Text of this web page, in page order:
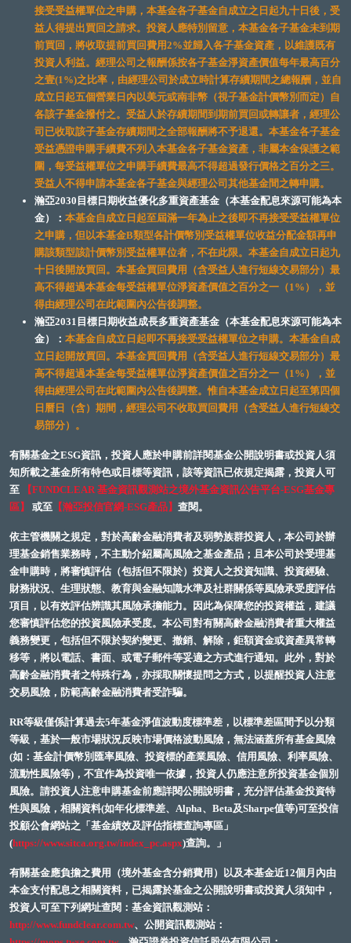
接受受益權單位之申購，本基金各子基金自成立之日起九十日後，受
益人得提出買回之請求。投資人應特別留意，本基金各子基金未到期
前買回，將收取提前買回費用2%並歸入各子基金資產，以維護既有
投資人利益。經理公司之報酬係按各子基金淨資產價值每年最高百分
之壹(1%)之比率，由經理公司於成立時計算存續期間之總報酬，並自
成立日起五個營業日內以美元或南非幣（視子基金計價幣別而定）自
各該子基金撥付之。受益人於存續期間到期前買回或轉讓者，經理公
司已收取該子基金存續期間之全部報酬將不予退還。本基金各子基金
受益憑證申購手續費不列入本基金各子基金資產，非屬本金保護之範
圍，每受益權單位之申購手續費最高不得超過發行價格之百分之三。
受益人不得申請本基金各子基金與經理公司其他基金間之轉申購。
瀚亞2030目標日期收益優化多重資產基金（本基金配息來源可能為本
金）： 本基金自成立日起至屆滿一年為止之後即不再接受受益權單位
之申購，但以本基金B類型各計價幣別受益權單位收益分配金額再申
購該類型該計價幣別受益權單位者，不在此限。本基金自成立日起九
十日後開放買回。本基金買回費用（含受益人進行短線交易部分）最
高不得超過本基金每受益權單位淨資產價值之百分之一（1%），並
得由經理公司在此範圍內公告後調整。
瀚亞2031目標日期收益成長多重資產基金（本基金配息來源可能為本
金）： 本基金自成立日起即不再接受受益權單位之申購。本基金自成
立日起開放買回。本基金買回費用（含受益人進行短線交易部分）最
高不得超過本基金每受益權單位淨資產價值之百分之一（1%），並
得由經理公司在此範圍內公告後調整。惟自本基金成立日起至第四個
日曆日（含）期間，經理公司不收取買回費用（含受益人進行短線交
易部分）。
有關基金之ESG資訊，投資人應於申購前詳閱基金公開說明書或投資人須
知所載之基金所有特色或目標等資訊，該等資訊已依規定揭露，投資人可
至 【FUNDCLEAR 基金資訊觀測站之境外基金資訊公告平台-ESG基金專
區】 或至 【瀚亞投信官網-ESG產品】 查閱。
依主管機關之規定，對於高齡金融消費者及弱勢族群投資人，本公司於辦
理基金銷售業務時，不主動介紹屬高風險之基金產品；且本公司於受理基
金申購時，將審慎評估（包括但不限於）投資人之投資知識、投資經驗、
財務狀況、生理狀態、教育與金融知識水準及社群關係等風險承受度評估
項目，以有效評估辨識其風險承擔能力。因此為保障您的投資權益，建議
您審慎評估您的投資風險承受度。本公司對有關高齡金融消費者重大權益
義務變更，包括但不限於契約變更、撤銷、解除，鉅額資金或資產異常轉
移等，將以電話、書面、或電子郵件等妥適之方式進行通知。此外，對於
高齡金融消費者之特殊行為，亦採取關懷提問之方式，以提醒投資人注意
交易風險，防範高齡金融消費者受詐騙。
RR等級僅係計算過去5年基金淨值波動度標準差，以標準差區間予以分類
等級，基於一般市場狀況反映市場價格波動風險，無法涵蓋所有基金風險
(如：基金計價幣別匯率風險、投資標的產業風險、信用風險、利率風險、
流動性風險等)，不宜作為投資唯一依據，投資人仍應注意所投資基金個別
風險。請投資人注意申購基金前應詳閱公開說明書，充分評估基金投資特
性與風險，相關資料(如年化標準差、Alpha、Beta及Sharpe值等)可至投信
投顧公會網站之「基金績效及評估指標查詢專區」
(https://www.sitca.org.tw/index_pc.aspx)查詢。」
有關基金應負擔之費用（境外基金含分銷費用）以及本基金近12個月內由
本金支付配息之相關資料，已揭露於基金之公開說明書或投資人須知中，
投資人可至下列網址查閱：基金資訊觀測站：
http://www.fundclear.com.tw、公開資訊觀測站：